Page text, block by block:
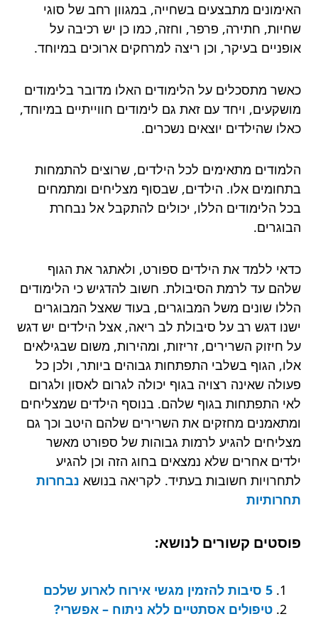
האימונים מתבצעים בשחייה, במגוון רחב של סוגי
שחיות, חתירה, פרפר, וחזה, כמו כן יש רכיבה על
אופניים בעיקר, וכן ריצה למרחקים ארוכים במיוחד.
כאשר מתסכלים על הלימודים האלו מדובר בלימודים
מושקעים, ויחד עם זאת גם לימודים חווייתיים במיוחד,
כאלו שהילדים יוצאים נשכרים.
הלמודים מתאימים לכל הילדים, שרוצים להתמחות
בתחומים אלו. הילדים, שבסוף מצליחים ומתמחים
בכל הלימודים הללו, יכולים להתקבל אל נבחרת
הבוגרים.
כדאי ללמד את הילדים ספורט, ולאתגר את הגוף
שלהם עד לרמת הסיבולת. חשוב להדגיש כי הלימודים
הללו שונים משל המבוגרים, בעוד שאצל המבוגרים
ישנו דגש רב על סיבולת לב ריאה, אצל הילדים יש דגש
על חיזוק השרירים, זריזות, ומהירות, משום שבגילאים
אלו, הגוף בשלבי התפתחות גבוהים ביותר, ולכן כל
פעולה שאינה רצויה בגוף יכולה לגרום לאסון ולגרום
לאי התפתחות בגוף שלהם. בנוסף הילדים שמצליחים
ומתאמנים מחזקים את השרירים שלהם היטב וכך גם
מצליחים להגיע לרמות גבוהות של ספורט מאשר
ילדים אחרים שלא נמצאים בחוג הזה וכן להגיע
לתחרויות חשובות בעתיד. לקריאה בנושא נבחרות
תחרותיות
פוסטים קשורים לנושא:
5 סיבות להזמין מגשי אירוח לארוע שלכם
טיפולים אסתטיים ללא ניתוח – אפשרי?